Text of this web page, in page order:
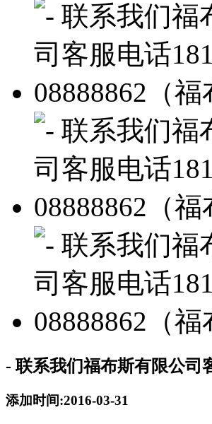
- 联系我们福布斯有限公司
添加时间:2016-03-31